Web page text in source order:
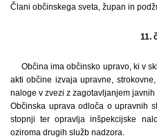
Člani občinskega sveta, župan in
11.
Občina ima občinsko upravo, ki v
akti občine izvaja upravne,
naloge v zvezi z zagotavljanjem javnih
Občinska uprava odloča o upravnih
stopnji ter opravlja inšpekcijske
oziroma drugih služb nadzora.